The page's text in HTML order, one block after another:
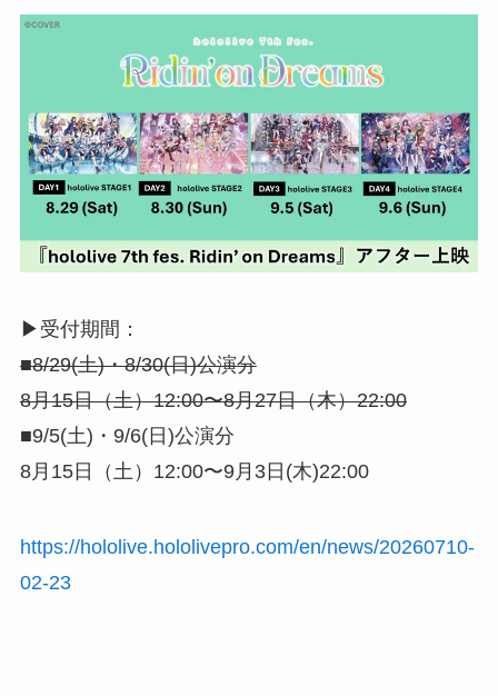
▶︎受付期間：
■8/29(土)・8/30(日)公演分
8月15日（土）12:00〜8月27日（木）22:00
■9/5(土)・9/6(日)公演分
8月15日（土）12:00〜9月3日(木)22:00
https://hololive.hololivepro.com/en/news/20260710-
02-23